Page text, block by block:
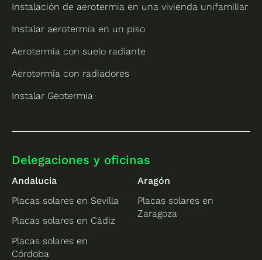
Instalación de aerotermia en una vivienda unifamiliar
Instalar aerotermia en un piso
Aerotermia con suelo radiante
Aerotermia con radiadores
Instalar Geotermia
Delegaciones y oficinas
Andalucía
Placas solares en Sevilla
Placas solares en Cádiz
Placas solares en
Córdoba
Aragón
Placas solares en
Zaragoza